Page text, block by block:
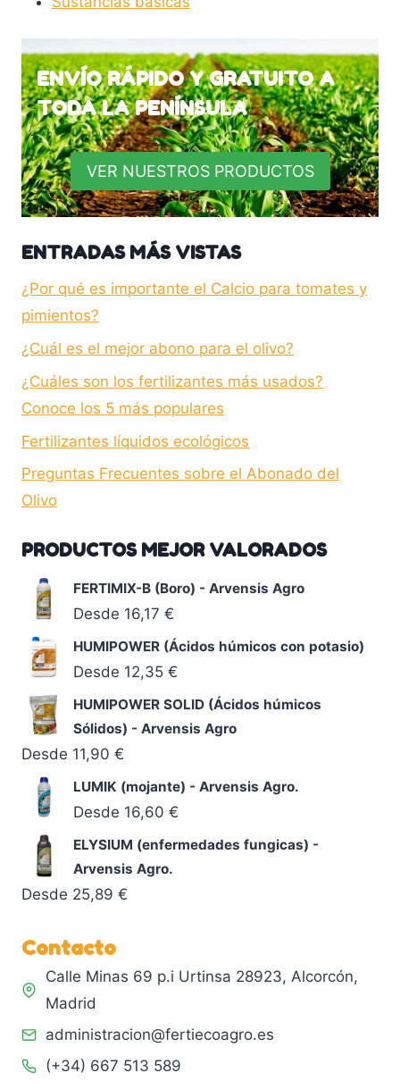
ENVÍO RÁPIDO Y GRATUITO A
TODA LA PENÍNSULA
VER NUESTROS PRODUCTOS
ENTRADAS MÁS VISTAS
¿Por qué es importante el Calcio para tomates y
pimientos?
¿Cuál es el mejor abono para el olivo?
¿Cuáles son los fertilizantes más usados?
Conoce los 5 más populares
Fertilizantes líquidos ecológicos
Preguntas Frecuentes sobre el Abonado del
Olivo
PRODUCTOS MEJOR VALORADOS
FERTIMIX-B (Boro) - Arvensis Agro
Desde 16,17 €
HUMIPOWER (Ácidos húmicos con potasio)
Desde 12,35 €
HUMIPOWER SOLID (Ácidos húmicos
Sólidos) - Arvensis Agro
Desde 11,90 €
LUMIK (mojante) - Arvensis Agro.
Desde 16,60 €
ELYSIUM (enfermedades fungicas) -
Arvensis Agro.
Desde 25,89 €
Contacto
Calle Minas 69 p.i Urtinsa 28923, Alcorcón,
Madrid
administracion@fertiecoagro.es
(+34) 667 513 589